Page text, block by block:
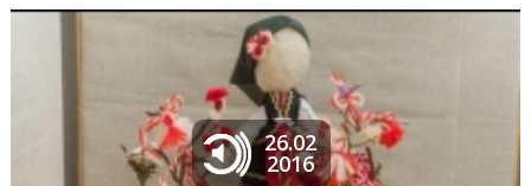
26.02
2016